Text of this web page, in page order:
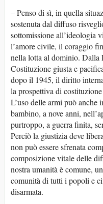
– Penso di sì, in quella
sostenuta dal diffuso
sottomissione all’ideologia
l’amore civile, il coraggio
nella lotta al dominio. Dalla
Costituzione giusta e
dopo il 1945, il diritto
la prospettiva di
L’uso delle armi può anche
bambino, a nove anni,
purtroppo, a guerra finita,
Perciò la giustizia deve
non può essere sfrenata
composizione vitale delle
nostra umanità è comune,
comunità di tutti i popoli e
disarmata.